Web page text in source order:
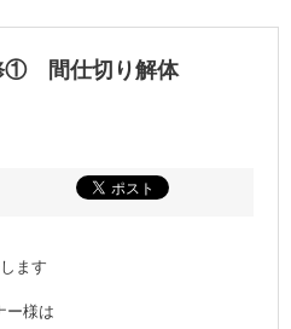
① 間仕切り解体
ます
ー様は